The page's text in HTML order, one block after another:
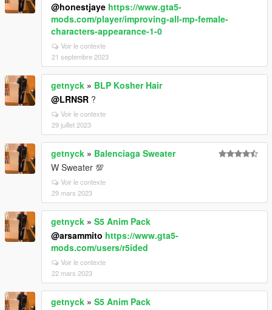
@honestjaye https://www.gta5-
mods.com/player/improving-all-mp-female-
characters-appearance-1-0
Voir le contexte
21 septembre 2023
getnyck » BLP Kosher Hair
@LRNSR ?
Voir le contexte
29 juillet 2023
getnyck » Balenciaga Sweater
W Sweater 💯
Voir le contexte
29 mars 2023
getnyck » S5 Anim Pack
@arsammito https://www.gta5-
mods.com/users/r5ided
Voir le contexte
22 mars 2023
getnyck » S5 Anim Pack